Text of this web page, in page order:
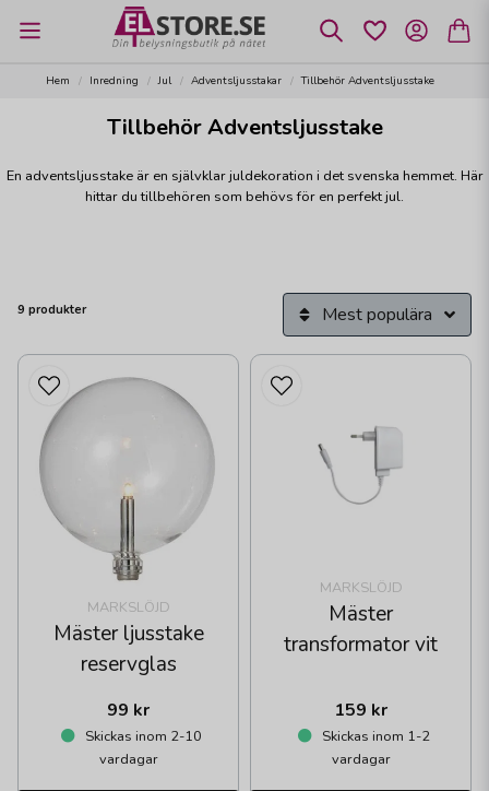
Hem Inredning Jul Adventsljusstakar Tillbehör Adventsljusstake
Tillbehör Adventsljusstake
En adventsljusstake är en självklar juldekoration i det svenska hemmet. Här
hittar du tillbehören som behövs för en perfekt jul.
9 produkter Mest populära
MARKSLÖJD
Mäster ljusstake
reservglas
99 kr
Skickas inom 2-10
vardagar
MARKSLÖJD
Mäster
transformator vit
159 kr
Skickas inom 1-2
vardagar